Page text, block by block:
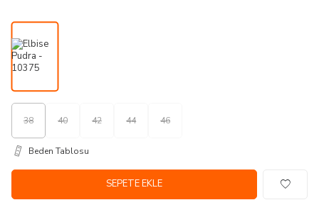
38 40 42 44 46
Beden Tablosu
SEPETE EKLE